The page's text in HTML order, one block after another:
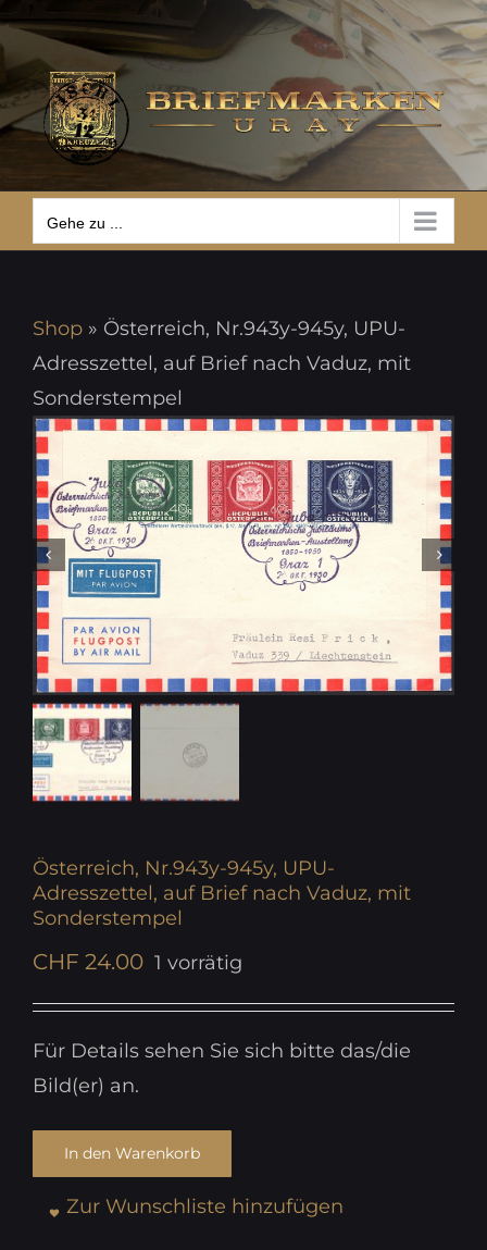
Zum
Inhalt
springen
Gehe zu ...
Gehe zu ...
Shop » Österreich, Nr.943y-945y, UPU-
Adresszettel, auf Brief nach Vaduz, mit
Sonderstempel
Österreich, Nr.943y-945y, UPU-
Adresszettel, auf Brief nach Vaduz, mit
Sonderstempel
CHF 24.00 1 vorrätig
Für Details sehen Sie sich bitte das/die
Bild(er) an.
In den Warenkorb
Zur Wunschliste hinzufügen